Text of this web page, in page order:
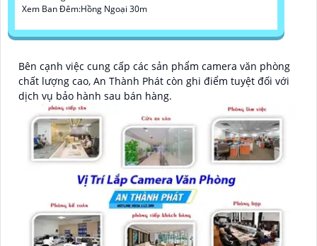
Xem Ban Đêm:Hồng Ngoại 30m
Bên cạnh việc cung cấp các sản phẩm camera văn phòng
chất lượng cao, An Thành Phát còn ghi điểm tuyệt đối với
dịch vụ bảo hành sau bán hàng.